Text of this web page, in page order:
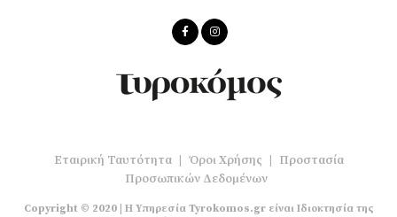
Εταιρική Ταυτότητα | Όροι Χρήσης | Προστασία
Προσωπικών Δεδομένων
Copyright © 2020 | Η Υπηρεσία Tyrokomos.gr είναι Ιδιοκτησία της